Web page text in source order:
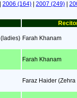
2006 (164) 2007 (249)
Farah Khanam
Farah Khanam
Faraz Haider (Zehra